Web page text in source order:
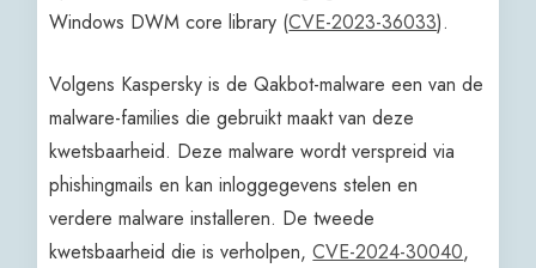
Windows DWM core library (CVE-2023-36033).
Volgens Kaspersky is de Qakbot-malware een van de
malware-families die gebruikt maakt van deze
kwetsbaarheid. Deze malware wordt verspreid via
phishingmails en kan inloggegevens stelen en
verdere malware installeren. De tweede
kwetsbaarheid die is verholpen,CVE-2024-30040,